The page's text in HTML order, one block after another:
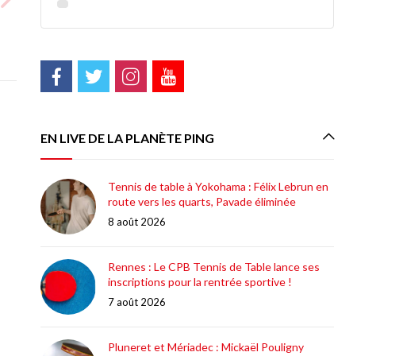
EN LIVE DE LA PLANÈTE PING
Tennis de table à Yokohama : Félix Lebrun en
route vers les quarts, Pavade éliminée
8 août 2026
Rennes : Le CPB Tennis de Table lance ses
inscriptions pour la rentrée sportive !
7 août 2026
Pluneret et Mériadec : Mickaël Pouligny